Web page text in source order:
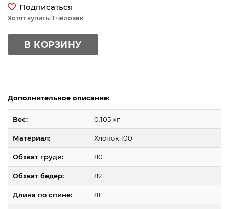
Подписаться
Хотят купить: 1 человек
В КОРЗИНУ
Дополнительное описание:
Вес: 0.105 кг.
Материал: Хлопок 100
Обхват груди: 80
Обхват бедер: 82
Длина по спине: 81